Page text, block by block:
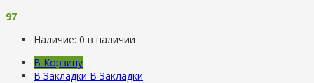
97
Наличие: 0 в наличии
В Корзину
В Закладки В Закладки